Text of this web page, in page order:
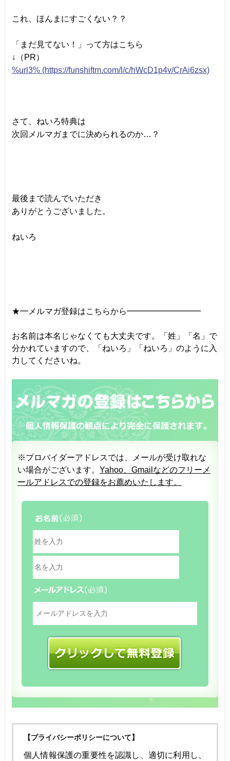
これ、ほんまにすごくない？？
「まだ見てない！」って方はこちら
↓（PR）
%url3% (https://funshiftm.com/l/c/hWcD1p4v/CrAi6zsx)
さて、ねいろ特典は
次回メルマガまでに決められるのか…？
最後まで読んでいただき
ありがとうございました。
ねいろ
★━メルマガ登録はこちらから━━━━━━━━━
お名前は本名じゃなくても大丈夫です。「姓」「名」で
分かれていますので、「ねいろ」「ねいろ」のように入
力してくださいね。
※プロバイダーアドレスでは、メールが受け取れな
い場合がございます。 Yahoo、Gmailなどのフリーメ
ールアドレスでの登録をお薦めいたします。
【プライバシーポリシーについて】
個人情報保護の重要性を認識し、適切に利用し、